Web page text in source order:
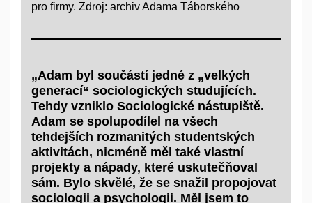
pro firmy. Zdroj: archiv Adama Táborského
„Adam byl součástí jedné z „velkých
generací“ sociologických studujících.
Tehdy vzniklo Sociologické nástupiště.
Adam se spolupodílel na všech
tehdejších rozmanitých studentských
aktivitách, nicméně měl také vlastní
projekty a nápady, které uskutečňoval
sám. Bylo skvělé, že se snažil propojovat
sociologii a psychologii. Měl jsem to